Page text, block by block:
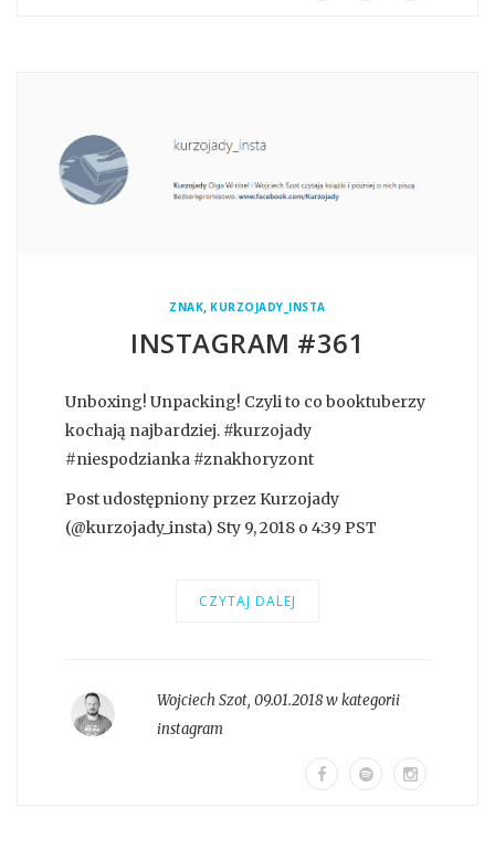
ZNAK, KURZOJADY_INSTA
INSTAGRAM #361
Unboxing! Unpacking! Czyli to co booktuberzy
kochają najbardziej. #kurzojady
#niespodzianka #znakhoryzont
Post udostępniony przez Kurzojady
(@kurzojady_insta) Sty 9, 2018 o 4:39 PST
CZYTAJ DALEJ
Wojciech Szot, 09.01.2018 w kategorii
instagram